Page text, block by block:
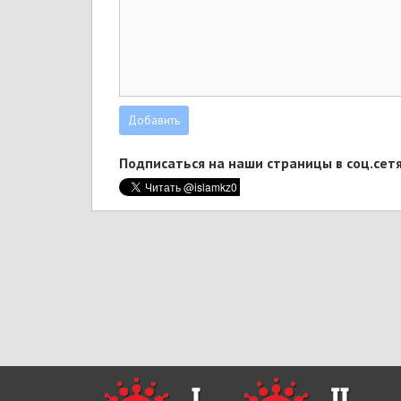
Подписаться на наши страницы в